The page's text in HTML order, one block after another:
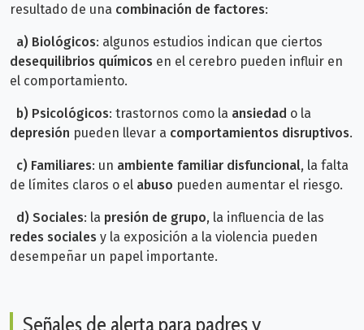
resultado de una combinación de factores:
a) Biológicos: algunos estudios indican que ciertos
desequilibrios químicos en el cerebro pueden influir en
el comportamiento.
b) Psicológicos: trastornos como la ansiedad o la
depresión pueden llevar a comportamientos disruptivos.
c) Familiares: un ambiente familiar disfuncional, la falta
de límites claros o el abuso pueden aumentar el riesgo.
d) Sociales: la presión de grupo, la influencia de las
redes sociales y la exposición a la violencia pueden
desempeñar un papel importante.
Señales de alerta para padres y